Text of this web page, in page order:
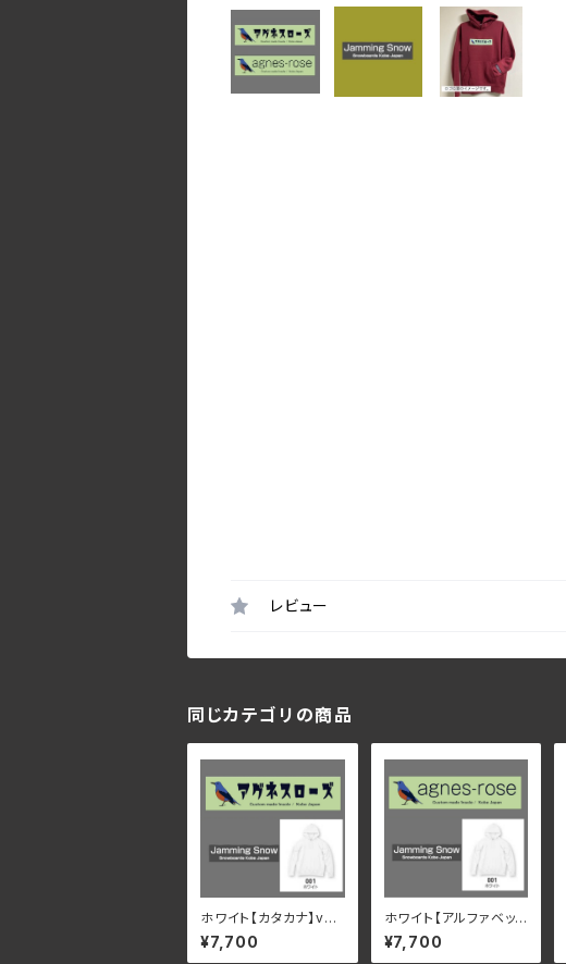
レビュー
同じカテゴリの商品
ホワイト【カタカナ】ver.
1 速乾・裏起毛 サイズが
豊富 アグネスローズ &
¥7,700
ホワイト【アルファベッ
ト】ver.1 速乾・裏起毛
サイズが豊富 アグネス
¥7,700